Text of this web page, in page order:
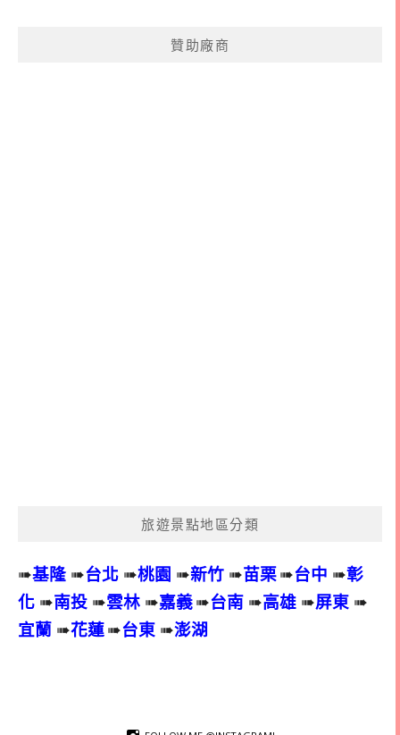
贊助廠商
旅遊景點地區分類
➠基隆 ➠台北 ➠桃園 ➠新竹 ➠苗栗➠台中 ➠彰
化 ➠南投 ➠雲林 ➠嘉義➠台南 ➠高雄 ➠屏東 ➠
宜蘭 ➠花蓮➠台東 ➠澎湖